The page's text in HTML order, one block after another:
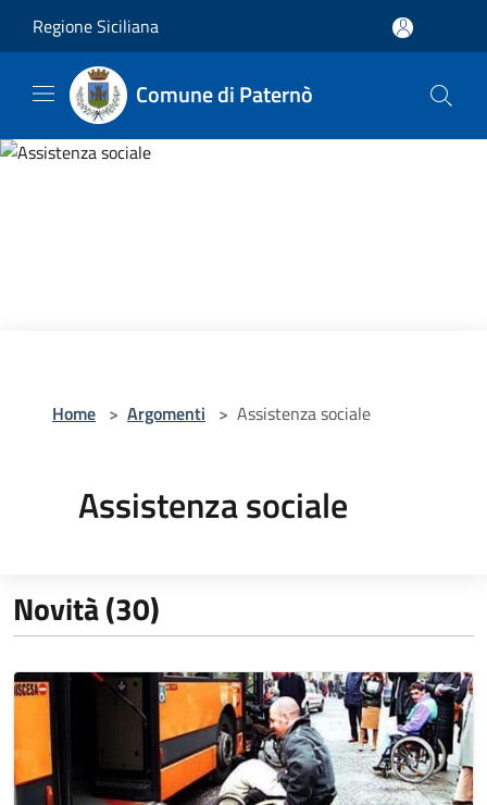
Regione Siciliana
Comune di Paternò
Home > Argomenti > Assistenza sociale
Assistenza sociale
Novità (30)